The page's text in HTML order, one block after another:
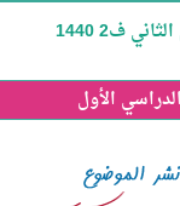
ف2 1440
الأول